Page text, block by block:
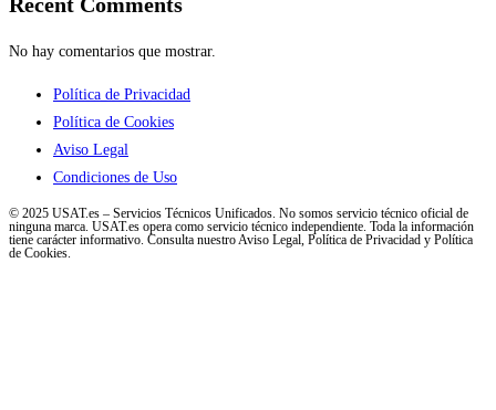
No hay comentarios que mostrar.
Política de Privacidad
Política de Cookies
Aviso Legal
Condiciones de Uso
© 2025 USAT.es – Servicios Técnicos Unificados. No somos servicio técnico oficial de
ninguna marca. USAT.es opera como servicio técnico independiente. Toda la información
tiene carácter informativo. Consulta nuestro Aviso Legal, Política de Privacidad y Política
de Cookies.